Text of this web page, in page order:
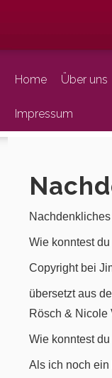
Home Über uns
Impressum
Nachdenkliches
Wie konntest
Copyright bei
übersetzt aus
Rösch & Nicole
Wie konntest
Als ich noch ein